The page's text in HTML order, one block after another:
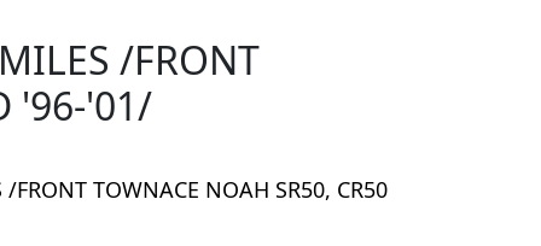
/FRONT
'96-'01/
TOWNACE NOAH SR50, CR50